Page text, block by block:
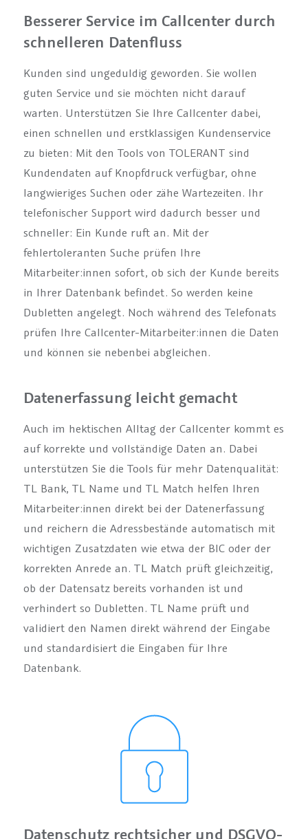
Besserer Service im Callcenter durch
schnelleren Datenfluss
Kunden sind ungeduldig geworden. Sie wollen
guten Service und sie möchten nicht darauf
warten. Unterstützen Sie Ihre Callcenter dabei,
einen schnellen und erstklassigen Kundenservice
zu bieten: Mit den Tools von TOLERANT sind
Kundendaten auf Knopfdruck verfügbar, ohne
langwieriges Suchen oder zähe Wartezeiten. Ihr
telefonischer Support wird dadurch besser und
schneller: Ein Kunde ruft an. Mit der
fehlertoleranten Suche prüfen Ihre
Mitarbeiter:innen sofort, ob sich der Kunde bereits
in Ihrer Datenbank befindet. So werden keine
Dubletten angelegt. Noch während des Telefonats
prüfen Ihre Callcenter-Mitarbeiter:innen die Daten
und können sie nebenbei abgleichen.
Datenerfassung leicht gemacht
Auch im hektischen Alltag der Callcenter kommt es
auf korrekte und vollständige Daten an. Dabei
unterstützen Sie die Tools für mehr Datenqualität:
TL Bank, TL Name und TL Match helfen Ihren
Mitarbeiter:innen direkt bei der Datenerfassung
und reichern die Adressbestände automatisch mit
wichtigen Zusatzdaten wie etwa der BIC oder der
korrekten Anrede an. TL Match prüft gleichzeitig,
ob der Datensatz bereits vorhanden ist und
verhindert so Dubletten. TL Name prüft und
validiert den Namen direkt während der Eingabe
und standardisiert die Eingaben für Ihre
Datenbank.